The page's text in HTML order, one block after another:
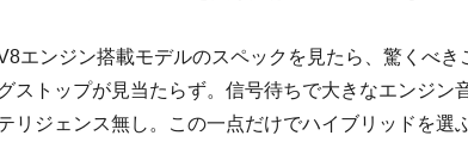
エンジン搭載モデルのスペックを見たら、驚くべ
ストップが見当たらず。信号待ちで大きなエンジン
リジェンス無し。この一点だけでハイブリッドを選